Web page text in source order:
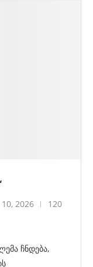
2026
120
ჩნდება,